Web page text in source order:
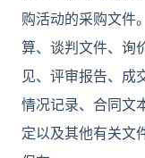
购活动的采购文件
算、谈判文件、询
见、评审报告、成
情况记录、合同文
定以及其他有关文